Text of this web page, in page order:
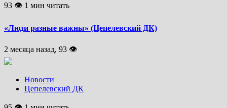
93 👁 1 мин читать
«Люди разные важны» (Цепелевский ДК)
2 месяца назад, 93 👁
Новости
Цепелевский ДК